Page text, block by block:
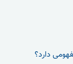
دارد؟